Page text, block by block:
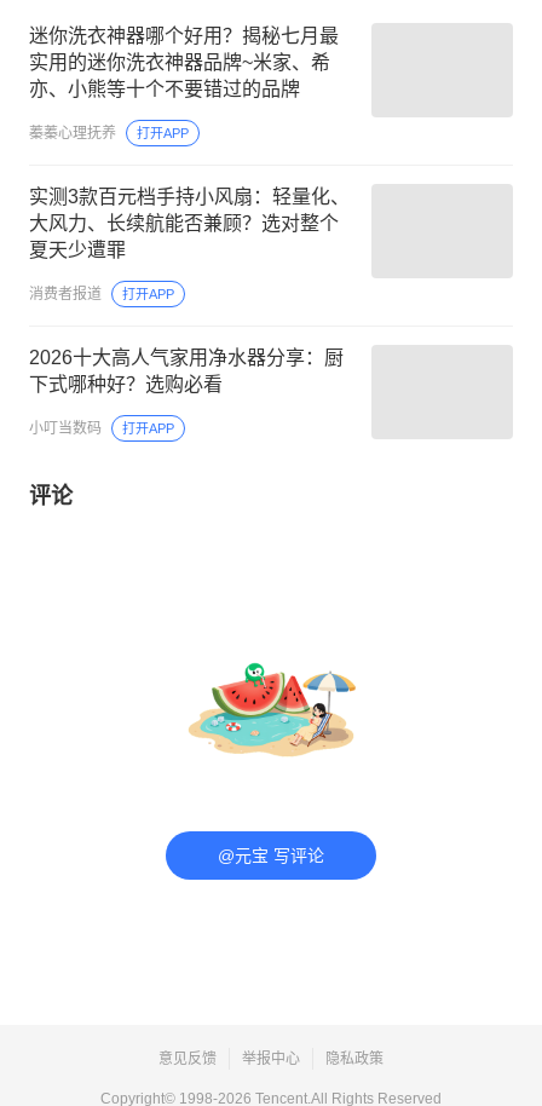
迷你洗衣神器哪个好用？揭秘七月最
实用的迷你洗衣神器品牌~米家、希
亦、小熊等十个不要错过的品牌
蓁蓁心理抚养 打开APP
实测3款百元档手持小风扇：轻量化、
大风力、长续航能否兼顾？选对整个
夏天少遭罪
消费者报道 打开APP
2026十大高人气家用净水器分享：厨
下式哪种好？选购必看
小叮当数码 打开APP
评论
@元宝 写评论
意见反馈 举报中心 隐私政策
Copyright© 1998-2026 Tencent.All Rights Reserved